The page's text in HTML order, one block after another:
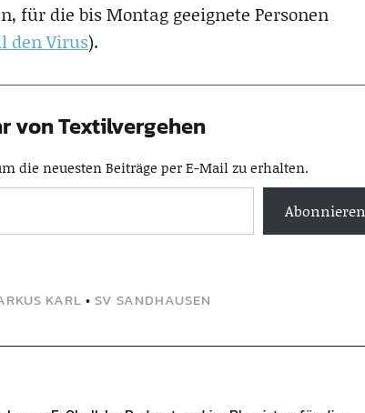
für die bis Montag geeignete Personen
den Virus).
von Textilvergehen
die neuesten Beiträge per E-Mail zu erhalten.
Abonnieren
KARL • SV SANDHAUSEN